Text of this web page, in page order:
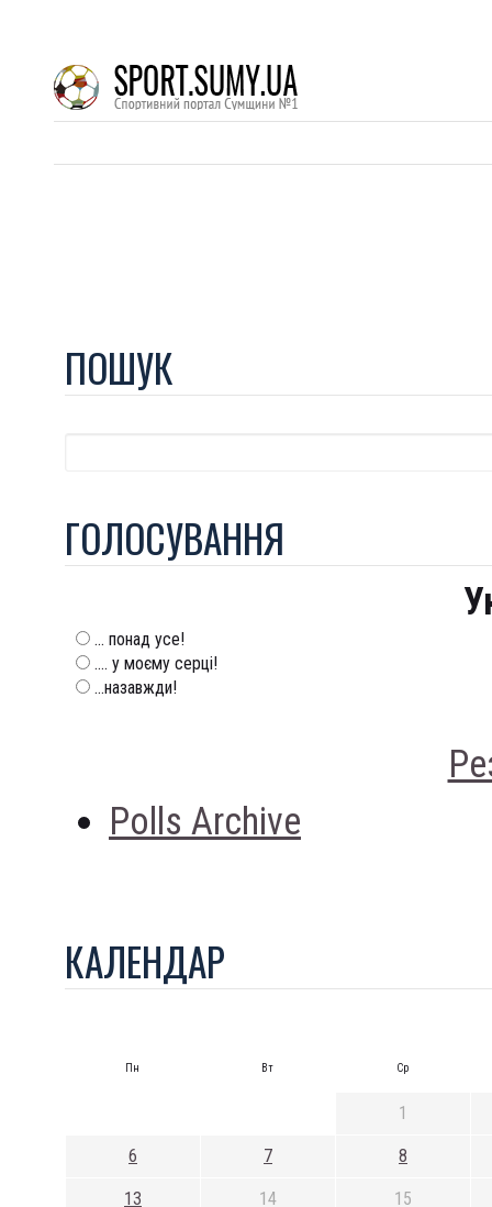
ПОШУК
ГОЛОСУВАННЯ
... понад усе!
.... у моєму серці!
...назавжди!
Polls Archive
КАЛЕНДАР
Пн Вт Ср
1
6 7 8
13 14 15